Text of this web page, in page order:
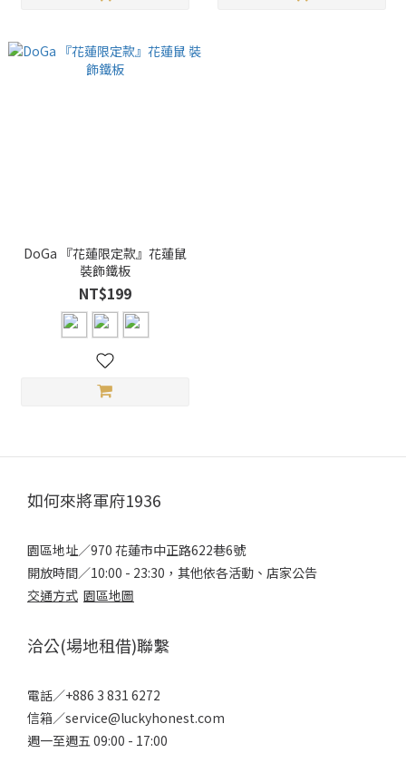
DoGa 『花蓮限定款』花蓮鼠
裝飾鐵板
NT$199
如何來將軍府1936
園區地址／970 花蓮市中正路622巷6號
開放時間／10:00 - 23:30，其他依各活動、店家公告
交通方式 園區地圖
洽公(場地租借)聯繫
電話／+886 3 831 6272
信箱／service@luckyhonest.com
週一至週五 09:00 - 17:00